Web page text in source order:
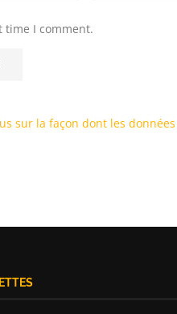
time I comment.
sur la façon dont les